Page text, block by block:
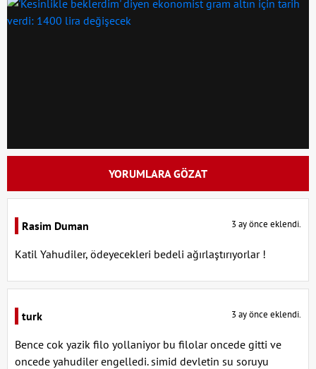
YORUMLARA GÖZAT
Rasim Duman 3 ay önce eklendi.
Katil Yahudiler, ödeyecekleri bedeli ağırlaştırıyorlar !
turk 3 ay önce eklendi.
Bence cok yazik filo yollaniyor bu filolar oncede gitti ve
oncede yahudiler engelledi. simid devletin su soruyu